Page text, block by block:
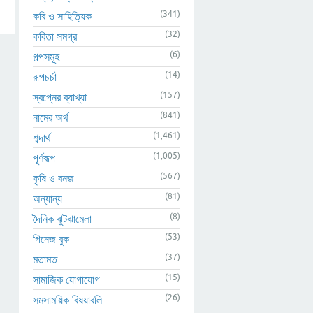
কবি ও সাহিত্যিক (341)
কবিতা সমগ্র (32)
গল্পসমূহ (6)
রূপচর্চা (14)
স্বপ্নের ব্যাখ্যা (157)
নামের অর্থ (841)
শব্দার্থ (1,461)
পূর্ণরূপ (1,005)
কৃষি ও বনজ (567)
অন্যান্য (81)
দৈনিক ঝুটঝামেলা (8)
গিনেজ বুক (53)
মতামত (37)
সামাজিক যোগাযোগ (15)
সমসাময়িক বিষয়াবলি (26)